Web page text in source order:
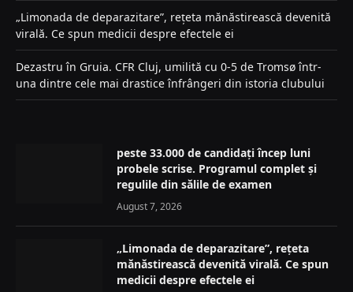
„Limonada de deparazitare”, rețeta mănăstirească devenită
virală. Ce spun medicii despre efectele ei
Dezastru în Gruia. CFR Cluj, umilită cu 0-5 de Tromsø într-
una dintre cele mai drastice înfrângeri din istoria clubului
peste 33.000 de candidați încep luni
probele scrise. Programul complet și
regulile din sălile de examen
August 7, 2026
„Limonada de deparazitare”, rețeta
mănăstirească devenită virală. Ce spun
medicii despre efectele ei